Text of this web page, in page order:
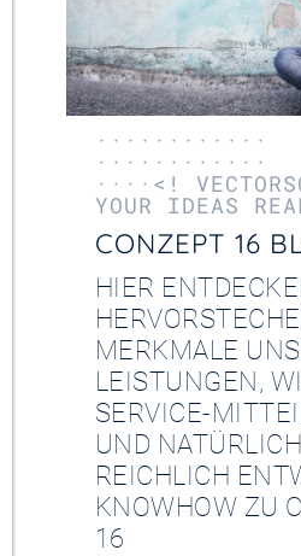
············
············
····<!
YOUR IDEAS
CONZEPT 16
HIER
MERKMALE
LEISTUNGEN,
SERVICE-
UND NATÜRLICH
REICHLICH
KNOWHOW ZU
16